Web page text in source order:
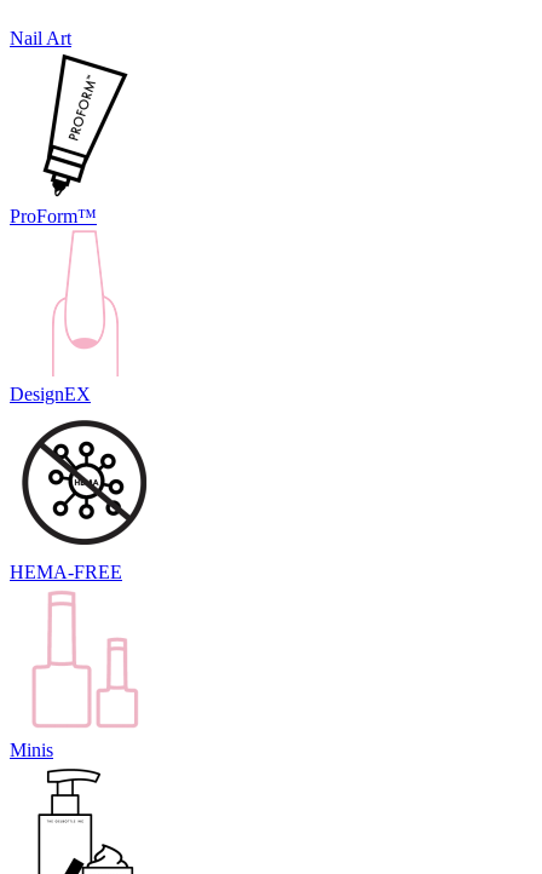
Nail Art
ProForm™
DesignEX
HEMA-FREE
Minis